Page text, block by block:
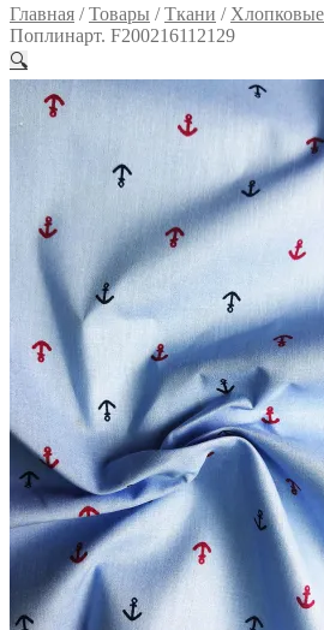
Главная /Товары /Ткани /
Поплинарт. F200216112129
🔍